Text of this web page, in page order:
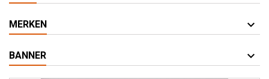
MERKEN
BANNER